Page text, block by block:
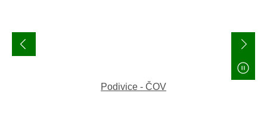
Podivice - ČOV